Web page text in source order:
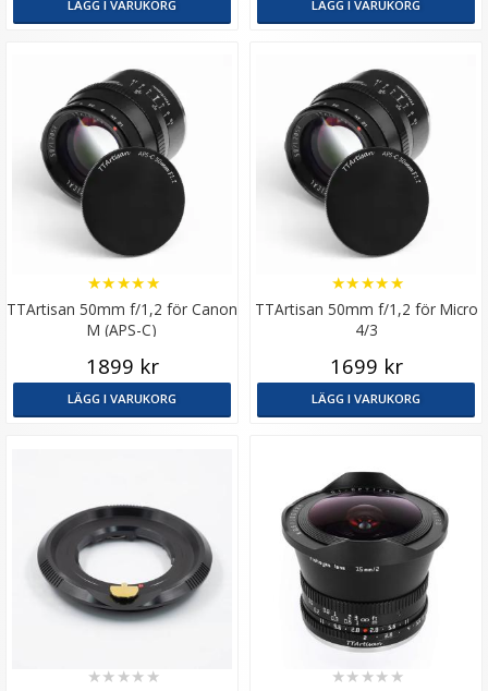
LÄGG I VARUKORG LÄGG I VARUKORG
TTArtisan 50mm f/1,2 för Canon
M (APS-C)
★★★★★
1899 kr
LÄGG I VARUKORG
TTArtisan 50mm f/1,2 för Micro
4/3
★★★★★
1699 kr
LÄGG I VARUKORG
★★ ★★ ★ ★★ ★★ ★